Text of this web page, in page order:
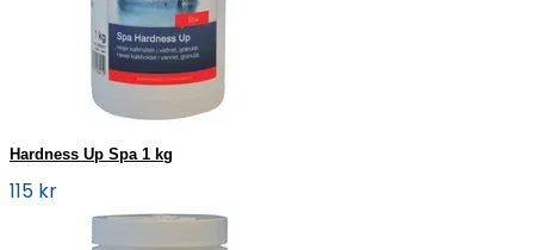
Hardness Up Spa 1 kg
115 kr